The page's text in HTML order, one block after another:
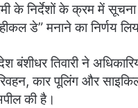
के निर्देशों के क्रम में
डे” मनाने का निर्णय
बंशीधर तिवारी ने
कार पूलिंग और
की है।